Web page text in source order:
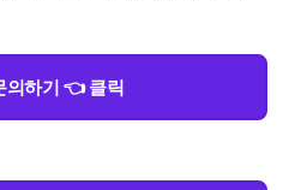
의하기 👈 클릭